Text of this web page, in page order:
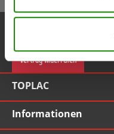
Vertrag widerrufen
TOPLAC
Informationen